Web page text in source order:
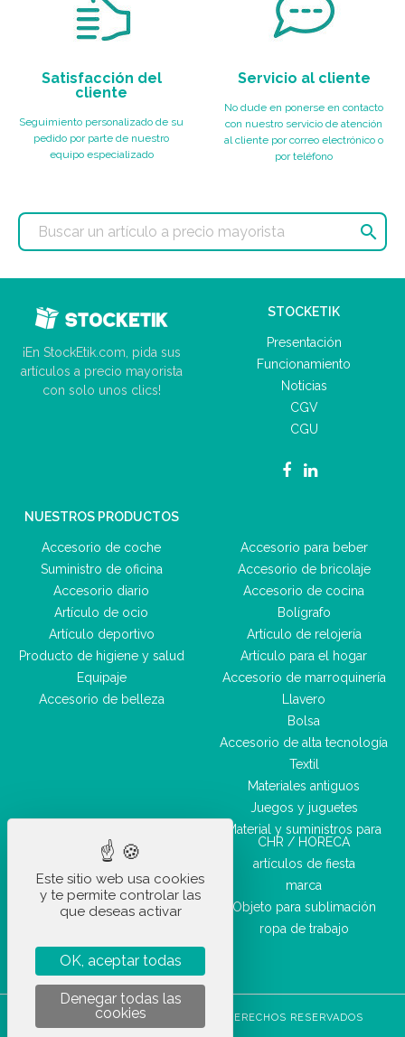
Satisfacción del
cliente
Seguimiento personalizado de su
pedido por parte de nuestro
equipo especializado
Servicio al cliente
No dude en ponerse en contacto
con nuestro servicio de atención
al cliente por correo electrónico o
por teléfono

¡En StockEtik.com, pida sus
artículos a precio mayorista
con solo unos clics!
STOCKETIK
Presentación
Funcionamiento
Noticias
CGV
CGU
NUESTROS PRODUCTOS
Accesorio de coche
Suministro de oficina
Accesorio diario
Artículo de ocio
Artículo deportivo
Producto de higiene y salud
Equipaje
Accesorio de belleza
Accesorio para beber
Accesorio de bricolaje
Accesorio de cocina
Bolígrafo
Artículo de relojería
Artículo para el hogar
Accesorio de marroquinería
Llavero
Bolsa
Accesorio de alta tecnología
Textil
Materiales antiguos
Juegos y juguetes
Material y suministros para
CHR / HORECA
artículos de fiesta
marca
Objeto para sublimación
ropa de trabajo
STOCKETIK © 2023 - TODOS LOS DERECHOS RESERVADOS
Este sitio web usa cookies
y te permite controlar las
que deseas activar
OK, aceptar todas
Denegar todas las
cookies